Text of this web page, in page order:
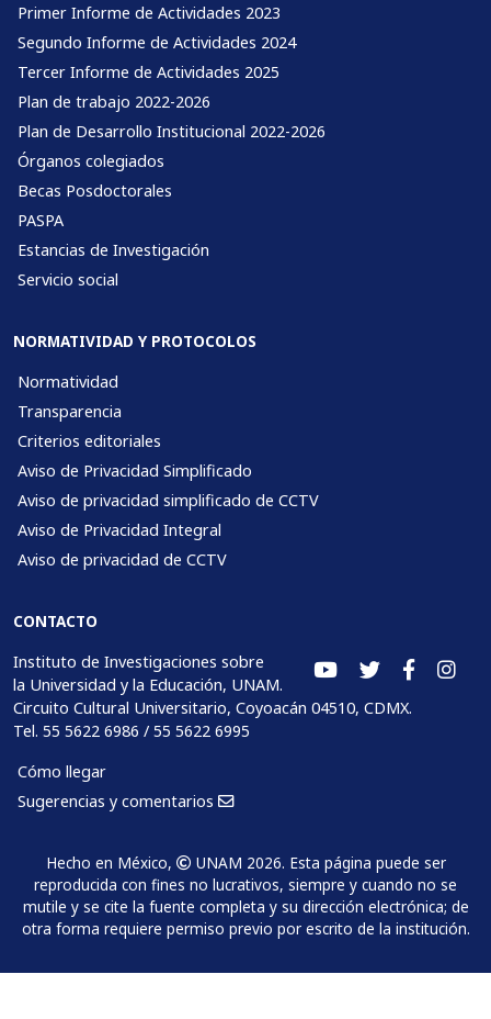
Primer Informe de Actividades 2023
Segundo Informe de Actividades 2024
Tercer Informe de Actividades 2025
Plan de trabajo 2022-2026
Plan de Desarrollo Institucional 2022-2026
Órganos colegiados
Becas Posdoctorales
PASPA
Estancias de Investigación
Servicio social
NORMATIVIDAD Y PROTOCOLOS
Normatividad
Transparencia
Criterios editoriales
Aviso de Privacidad Simplificado
Aviso de privacidad simplificado de CCTV
Aviso de Privacidad Integral
Aviso de privacidad de CCTV
CONTACTO
Instituto de Investigaciones sobre
la Universidad y la Educación, UNAM.
Circuito Cultural Universitario, Coyoacán 04510, CDMX.
Tel. 55 5622 6986 / 55 5622 6995
Cómo llegar
Sugerencias y comentarios
Hecho en México,
UNAM 2026. Esta página puede ser
reproducida con fines no lucrativos, siempre y cuando no se
mutile y se cite la fuente completa y su dirección electrónica; de
otra forma requiere permiso previo por escrito de la institución.